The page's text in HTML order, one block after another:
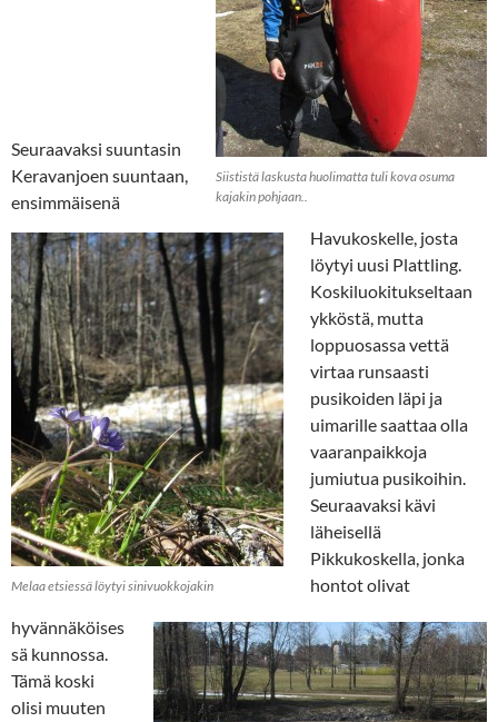
Siististä laskusta huolimatta tuli kova osuma
kajakin pohjaan..
Melaa etsiessä löytyi sinivuokkojakin
Seuraavaksi suuntasin
Keravanjoen suuntaan,
ensimmäisenä
Havukoskelle, josta
löytyi uusi Plattling.
Koskiluokitukseltaan
ykköstä, mutta
loppuosassa vettä
virtaa runsaasti
pusikoiden läpi ja
uimarille saattaa olla
vaaranpaikkoja
jumiutua pusikoihin.
Seuraavaksi kävi
läheisellä
Pikkukoskella, jonka
hontot olivat
hyvännäköises
sä kunnossa.
Tämä koski
olisi muuten